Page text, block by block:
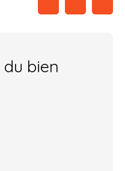
du bien